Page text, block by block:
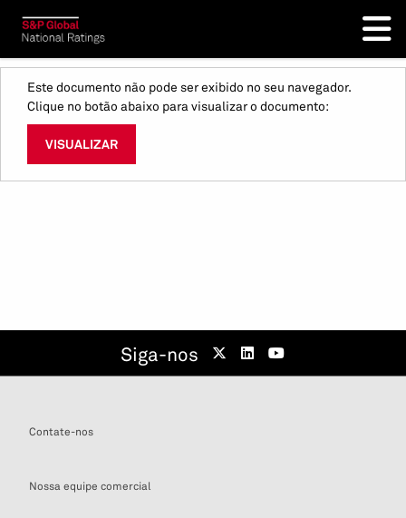
Este documento não pode ser exibido no seu navegador.
Clique no botão abaixo para visualizar o documento:
VISUALIZAR
Siga-nos
Contate-nos
Nossa equipe comercial